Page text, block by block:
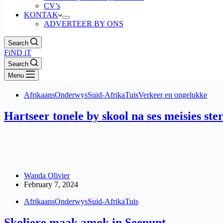
CV’s
KONTAK
ADVERTEER BY ONS
Search
FiND iT
Search
Menu
AfrikaansOnderwysSuid-AfrikaTuisVerkeer en ongelukke
Hartseer tonele by skool na ses meisies
Wanda Olivier
February 7, 2024
AfrikaansOnderwysSuid-AfrikaTuis